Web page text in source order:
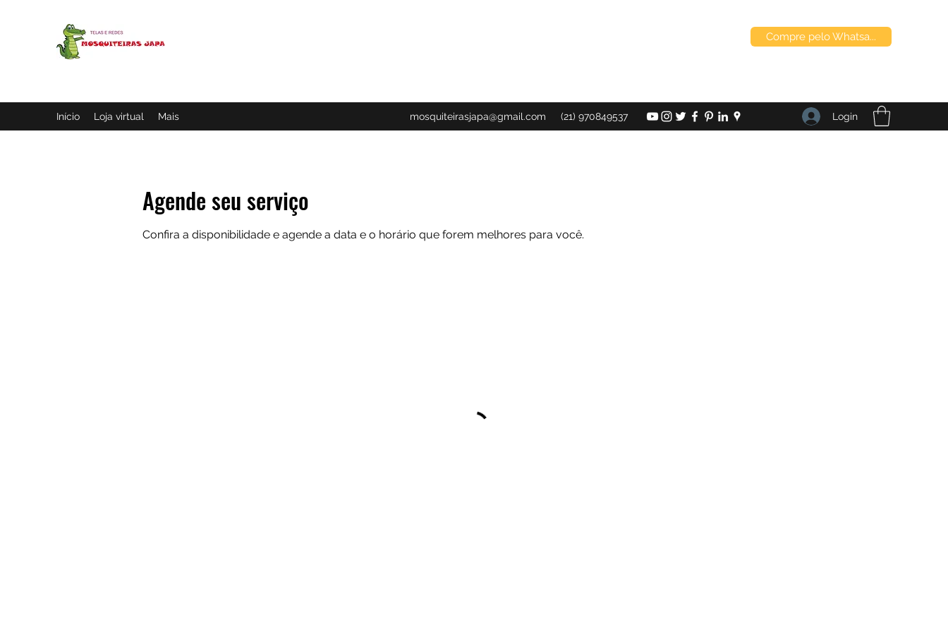
Compre pelo Whatsa...
Início Loja virtual Mais mosquiteirasjapa@gmail.com (21) 970849537 Login
Agende seu serviço
Confira a disponibilidade e agende a data e o horário que forem melhores para você.